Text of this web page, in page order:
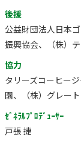
後援
公益財団法人日本
振興協会、（株）
協力
タリーズコーヒー
園、（株）グレー
ｾﾞﾈﾗﾙﾌﾟﾛﾃﾞｭｰｻｰ
戸張 捷